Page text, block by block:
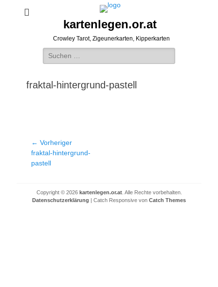
kartenlegen.or.at
Crowley Tarot, Zigeunerkarten, Kipperkarten
Suchen
nach:
fraktal-hintergrund-pastell
Beitragsnavigation
← Vorheriger
Vorheriger
Beitrag:
fraktal-hintergrund-
pastell
Copyright © 2026 kartenlegen.or.at. Alle Rechte vorbehalten.
Datenschutzerklärung | Catch Responsive von Catch Themes